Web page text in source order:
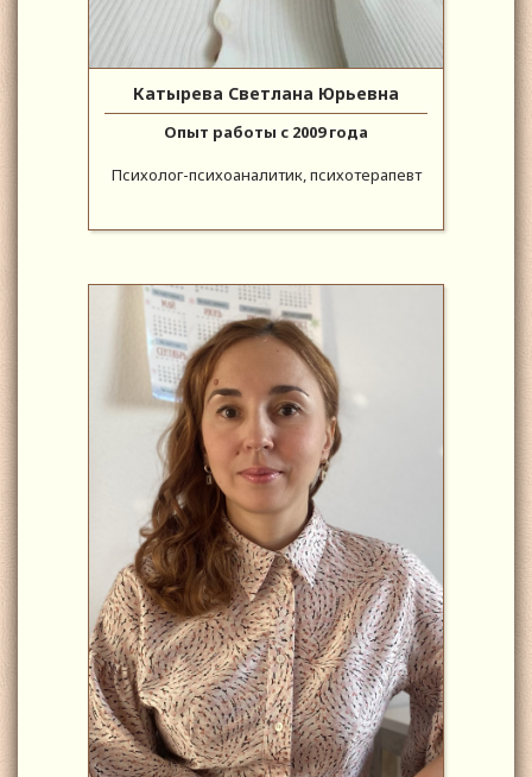
Катырева Светлана Юрьевна
Опыт работы с 2009 года
Психолог-психоаналитик, психотерапевт